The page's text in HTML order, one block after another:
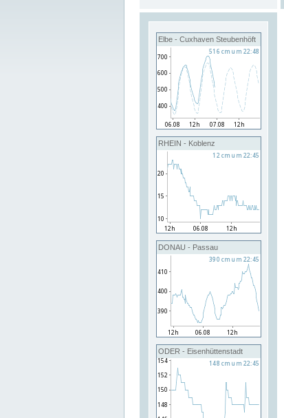
Elbe - Cuxhaven Steubenhöft
RHEIN - Koblenz
DONAU - Passau
ODER - Eisenhüttenstadt